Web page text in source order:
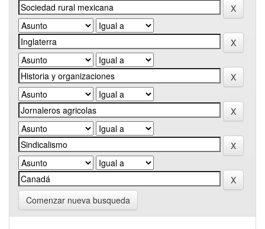
Comenzar nueva busqueda